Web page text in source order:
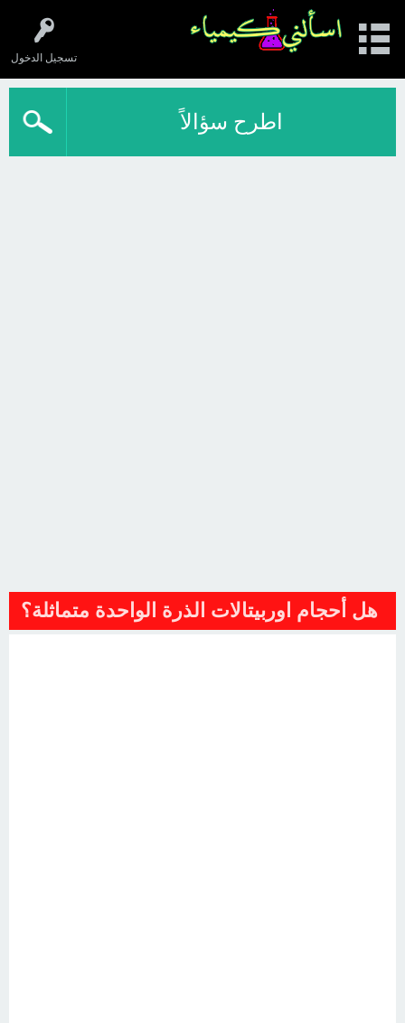
تسجيل الدخول
اطرح سؤالاً
هل أحجام اوربيتالات الذرة الواحدة متماثلة؟